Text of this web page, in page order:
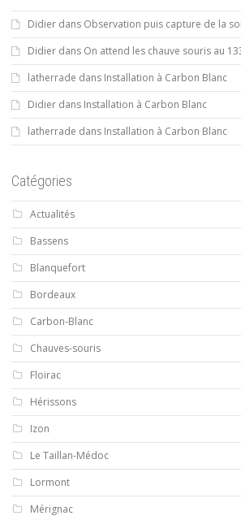
Didier dans Observation puis capture de la
Didier dans On attend les chauve souris au
latherrade dans Installation à Carbon Blanc
Didier dans Installation à Carbon Blanc
latherrade dans Installation à Carbon Blanc
Catégories
Actualités
Bassens
Blanquefort
Bordeaux
Carbon-Blanc
Chauves-souris
Floirac
Hérissons
Izon
Le Taillan-Médoc
Lormont
Mérignac